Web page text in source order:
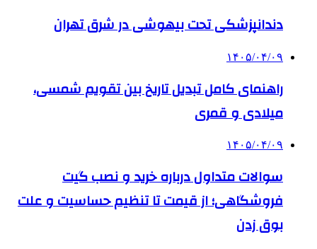
دندانپزشکی تحت بیهوشی در شرق تهران
۱۴۰۵/۰۴/۰۹
راهنمای کامل تبدیل تاریخ بین تقویم شمسی،
میلادی و قمری
۱۴۰۵/۰۴/۰۹
سوالات متداول درباره خرید و نصب گیت
فروشگاهی؛ از قیمت تا تنظیم حساسیت و علت
بوق زدن